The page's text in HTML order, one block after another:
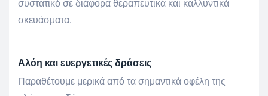
συστατικό σε διάφορα θεραπευτικά και καλλυντικά
σκευάσματα.
Αλόη και ευεργετικές δράσεις
Παραθέτουμε μερικά από τα σημαντικά οφέλη της